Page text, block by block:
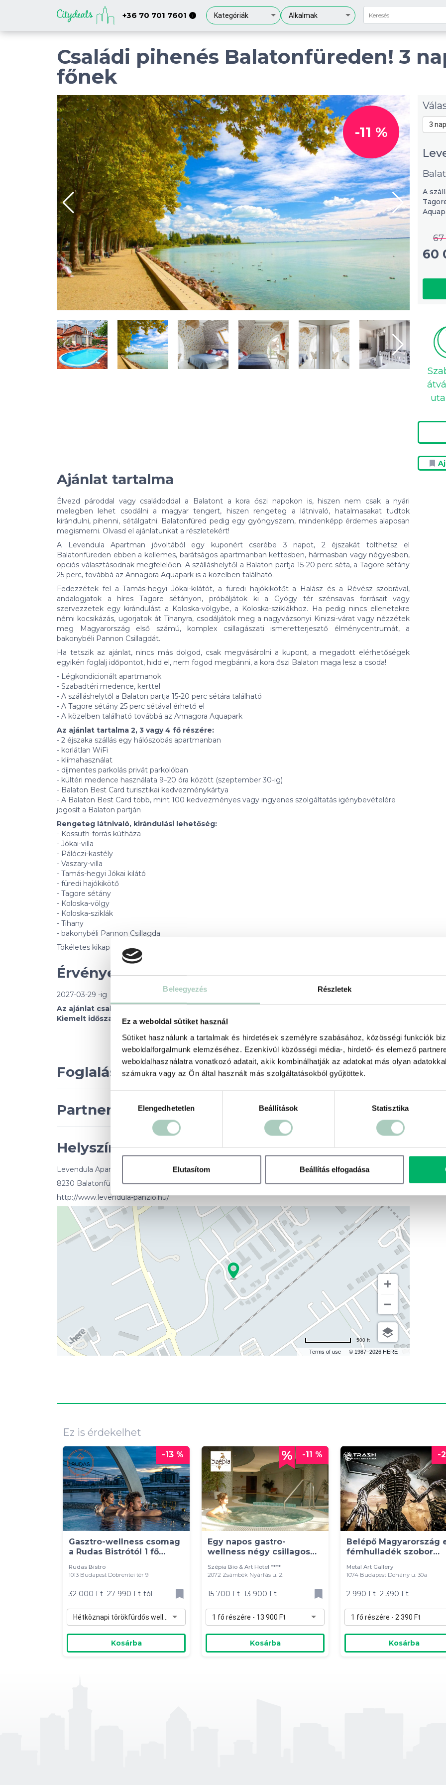
Beleegyezés Részletek
Ez a weboldal sütiket használ
Sütiket használunk a tartalmak és hirdetések személyre szabásához, közösségi funkciók
weboldalforgalmunk elemzéséhez. Ezenkívül közösségi média-, hirdető- és elemező
weboldalhasználatra vonatkozó adatait, akik kombinálhatják az adatokat más olyan
számukra vagy az Ön által használt más szolgáltatásokból gyűjtöttek.
kiválasztásaElengedhetetlen Beállítások Statisztika
Elutasítom Beállítás elfogadása
+36 70 701 7601 i Kategóriák Alkalmak
Családi pihenés Balatonfüreden! 3
főnek
-11 % 3
A
60
Ajánlat tartalma
Élvezd pároddal vagy családoddal a Balatont a kora őszi napokon is, hiszen nem csak a nyári
melegben lehet csodálni a magyar tengert, hiszen rengeteg a látnivaló, hatalmasakat tudtok
kirándulni, pihenni, sétálgatni. Balatonfüred pedig egy gyöngyszem, mindenképp érdemes alaposan
megismerni. Olvasd el ajánlatunkat a részletekért!
A Levendula Apartman jóvoltából egy kuponért cserébe 3 napot, 2 éjszakát tölthetsz el
Balatonfüreden ebben a kellemes, barátságos apartmanban kettesben, hármasban vagy négyesben,
opciós választásodnak megfelelően. A szálláshelytől a Balaton partja 15-20 perc séta, a Tagore sétány
25 perc, továbbá az Annagora Aquapark is a közelben található.
Fedezzétek fel a Tamás-hegyi Jókai-kilátót, a füredi hajókikötőt a Halász és a Révész szobrával,
andalogjatok a híres Tagore sétányon, próbáljátok ki a Gyógy tér szénsavas forrásait vagy
szervezzetek egy kirándulást a Koloska-völgybe, a Koloska-sziklákhoz. Ha pedig nincs ellenetekre
némi kocsikázás, ugorjatok át Tihanyra, csodáljátok meg a nagyvázsonyi Kinizsi-várat vagy nézzétek
meg Magyarország első számú, komplex csillagászati ismeretterjesztő élménycentrumát, a
bakonybéli Pannon Csillagdát.
Ha tetszik az ajánlat, nincs más dolgod, csak megvásárolni a kupont, a megadott elérhetőségek
egyikén foglalj időpontot, hidd el, nem fogod megbánni, a kora őszi Balaton maga lesz a csoda!
- Légkondicionált apartmanok
- Szabadtéri medence, kerttel
- A szálláshelytől a Balaton partja 15-20 perc sétára található
- A Tagore sétány 25 perc sétával érhető el
- A közelben található továbbá az Annagora Aquapark
Az ajánlat tartalma 2, 3 vagy 4 fő részére:
- 2 éjszaka szállás egy hálószobás apartmanban
- korlátlan WiFi
- klímahasználat
- díjmentes parkolás privát parkolóban
- kültéri medence használata 9–20 óra között (szeptember 30-ig)
- Balaton Best Card turisztikai kedvezménykártya
- A Balaton Best Card több, mint 100 kedvezményes vagy ingyenes szolgáltatás igénybevételére
jogosít a Balaton partján
Rengeteg látnivaló, kirándulási lehetőség:
- Kossuth-forrás kútháza
- Jókai-villa
- Pálóczi-kastély
- Vaszary-villa
- Tamás-hegyi Jókai kilátó
- füredi hajókikötő
- Tagore sétány
- Koloska-völgy
- Koloska-sziklák
- Tihany
- bakonybéli Pannon Csillagda
Tökéletes kikapcsolódás minden korosztálynak!
Érvényesség
2027-03-29 -ig
Az ajánlat csak 2026. szeptember 01-től 2027. március 30-ig fogalható.
Kiemelt időszakra és ünnepnapokra nem vonatkozik.
Foglalási feltételek
Partnerünkről +
Helyszín
Levendula Apartman
8230 Balatonfüred Szivárvány u. 27.
http://www.levendula-panzio.hu/
Terms of use © 1987–2026 HERE
500 ft
Ez is érdekelhet
-13 %
Gasztro-wellness csomag
a Rudas Bistrótól 1 fő
Rudas Bistro
1013 Budapest Döbrentei tér 9
32 000 Ft 27 990 Ft-tól
Kosárba
-11 %
Egy napos gastro-
wellness négy csillagos
Szépia Bio & Art Hotel ****
2072 Zsámbék Nyárfás u. 2.
15 700 Ft 13 900 Ft
1 fő részére - 13 900 Ft
Kosárba
-
Belépő Magyarország
fémhulladék szobor
Metal Art Gallery
1074 Budapest Dohány u. 30a
2 990 Ft 2 390 Ft
1 fő részére - 2 390 Ft
Kosárba